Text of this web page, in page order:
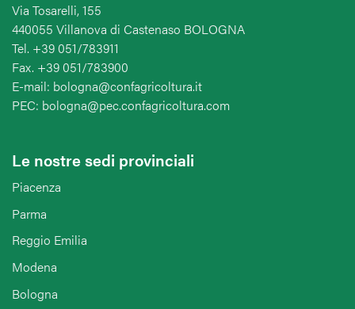
Via Tosarelli, 155
440055 Villanova di Castenaso BOLOGNA
Tel. +39 051/783911
Fax. +39 051/783900
E-mail: bologna@confagricoltura.it
PEC: bologna@pec.confagricoltura.com
Le nostre sedi provinciali
Piacenza
Parma
Reggio Emilia
Modena
Bologna